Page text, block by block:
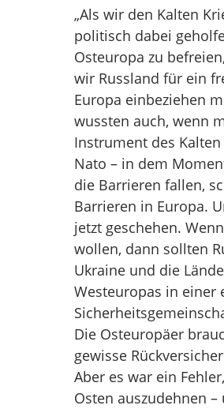
„Als wir den Kalten
politisch dabei
Osteuropa zu
wir Russland für ein
Europa einbeziehen
wussten auch, wenn
Instrument des
Nato – in dem
die Barrieren fallen,
Barrieren in Europa.
jetzt geschehen.
wollen, dann sollten
Ukraine und die
Westeuropas in einer
Die Osteuropäer
gewisse
Aber es war ein
Osten auszudehnen